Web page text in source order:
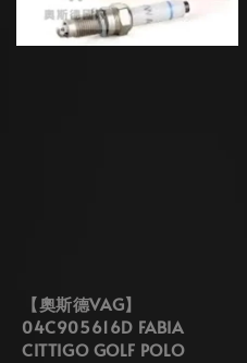
【奧斯德VAG】
04C905616D FABIA
CITTIGO GOLF POLO